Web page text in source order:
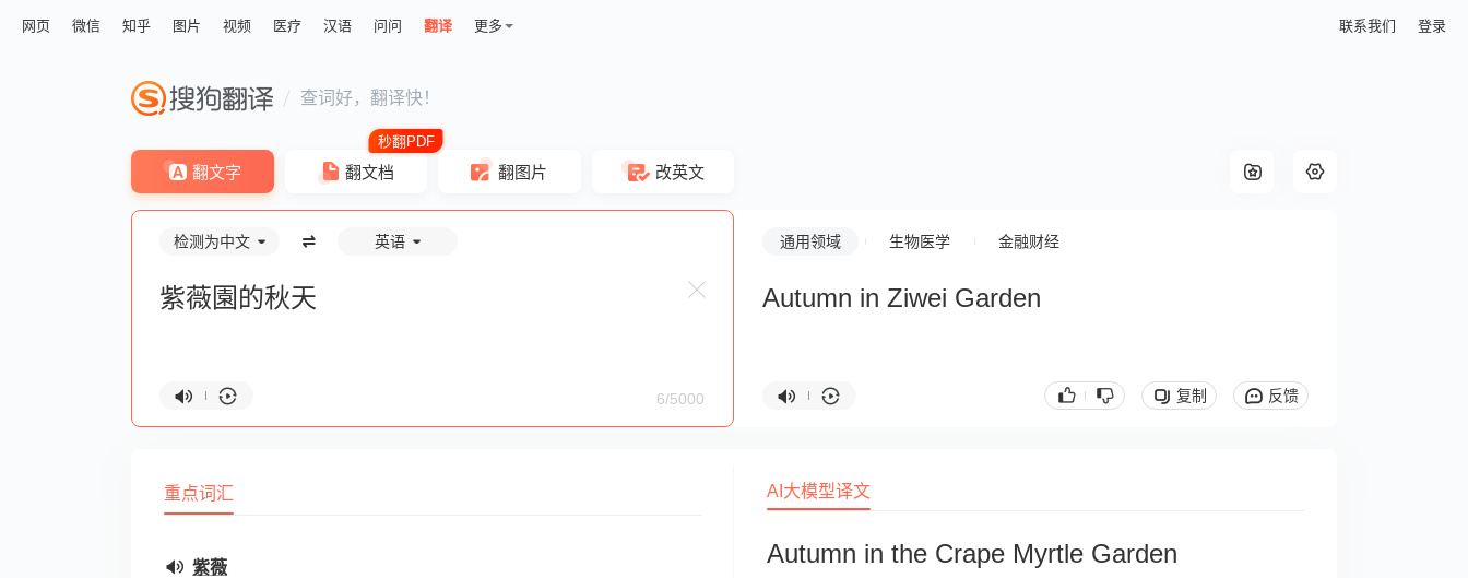
网页 微信 知乎 图片 视频 医疗 汉语 问问 翻译 更多 联系我们 登录
查词好，翻译快！
翻文字 翻文档 翻图片 改英文
检测为中文 英语
6/5000
通用领域 生物医学 金融财经
Autumn in Ziwei Garden
复制 反馈
重点词汇
紫薇
AI大模型译文
Autumn in the Crape Myrtle Garden